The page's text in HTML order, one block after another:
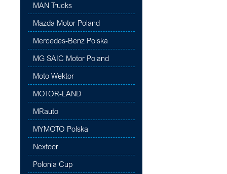
MAN Trucks
Mazda Motor Poland
Mercedes-Benz Polska
MG SAIC Motor Poland
Moto Wektor
MOTOR-LAND
MRauto
MYMOTO Polska
Nexteer
Polonia Cup